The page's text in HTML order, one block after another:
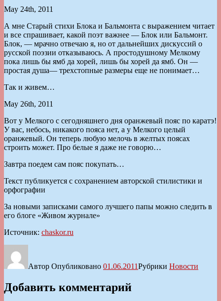
May 24th, 2011
А мне Старый стихи Блока и Бальмонта с выражением читает
и все спрашивает, какой поэт важнее — Блок или Бальмонт.
Блок, — мрачно отвечаю я, но от дальнейших дискуссий о
русской поэзии отказываюсь. А простодушному Мелкому
пока лишь бы ямб да хорей, лишь бы хорей да ямб. Он —
простая душа— трехстопные размеры еще не понимает…
Так и живем…
May 26th, 2011
Вот у Мелкого с сегодняшнего дня оранжевый пояс по каратэ!
У вас, небось, никакого пояса нет, а у Мелкого целый
оранжевый. Он теперь любую мелочь в желтых поясах
строить может. Про белые я даже не говорю…
Завтра поедем сам пояс покупать…
Текст публикуется с сохранением авторской стилистики и
орфографии
За новыми записками самого лучшего папы можно следить в
его блоге «Живом журнале»
Источник: chaskor.ru
Автор Опубликовано 01.06.2011Рубрики Новости
Добавить комментарий